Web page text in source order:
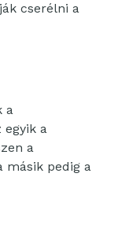
cserélni a
a
egyik a
a
másik pedig a